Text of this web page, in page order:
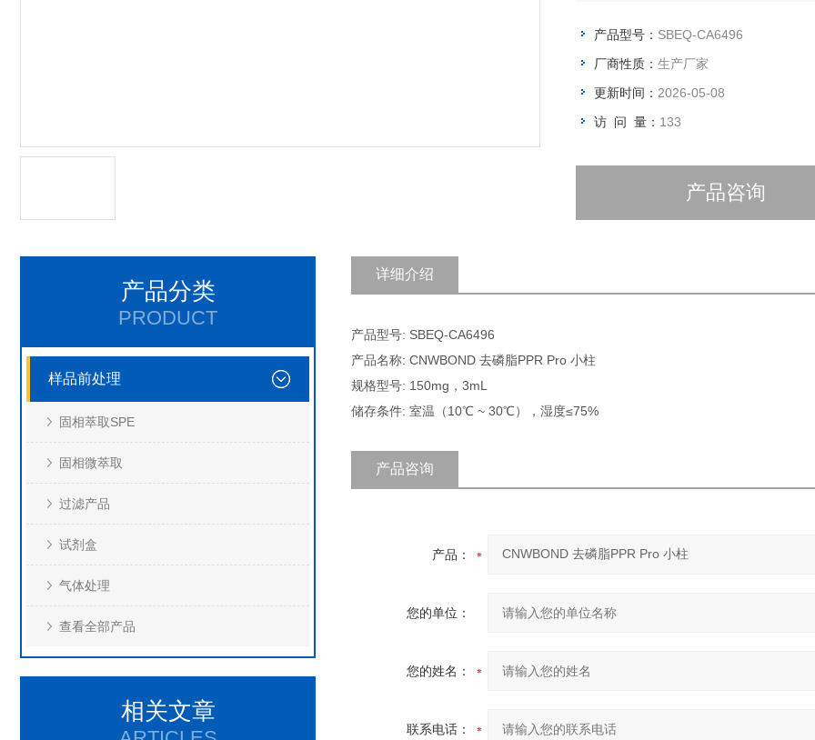
产品型号： SBEQ-CA6496
厂商性质： 生产厂家
更新时间： 2026-05-08
访 问 量： 133
产品咨询
产品分类
PRODUCT
样品前处理
固相萃取SPE
固相微萃取
过滤产品
试剂盒
气体处理
查看全部产品
相关文章
详细介绍
产品型号: SBEQ-CA6496
产品名称: CNWBOND 去磷脂PPR Pro 小柱
规格型号: 150mg，3mL
储存条件: 室温（10℃ ~ 30℃），湿度≤75%
产品咨询
产品：
您的单位：
您的姓名：
联系电话：